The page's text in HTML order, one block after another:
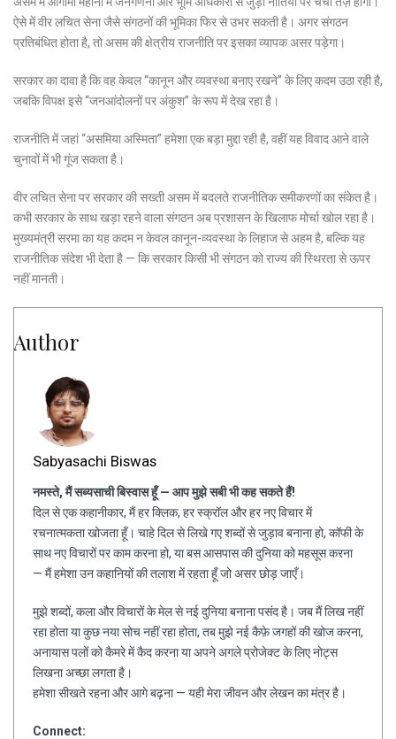
ऐसे में वीर लचित सेना जैसे संगठनों की भूमिका फिर से उभर सकती है। अगर संगठन
प्रतिबंधित होता है, तो असम की क्षेत्रीय राजनीति पर इसका व्यापक असर पड़ेगा।
सरकार का दावा है कि वह केवल “कानून और व्यवस्था बनाए रखने” के लिए कदम उठा रही है,
जबकि विपक्ष इसे “जनआंदोलनों पर अंकुश” के रूप में देख रहा है।
राजनीति में जहां “असमिया अस्मिता” हमेशा एक बड़ा मुद्दा रही है, वहीं यह विवाद आने वाले
चुनावों में भी गूंज सकता है।
वीर लचित सेना पर सरकार की सख्ती असम में बदलते राजनीतिक समीकरणों का संकेत है।
कभी सरकार के साथ खड़ा रहने वाला संगठन अब प्रशासन के खिलाफ मोर्चा खोल रहा है।
मुख्यमंत्री सरमा का यह कदम न केवल कानून-व्यवस्था के लिहाज से अहम है, बल्कि यह
राजनीतिक संदेश भी देता है — कि सरकार किसी भी संगठन को राज्य की स्थिरता से ऊपर
नहीं मानती।
Author
Sabyasachi Biswas
नमस्ते, मैं सब्यसाची बिस्वास हूँ — आप मुझे सबी भी कह सकते हैं!
दिल से एक कहानीकार, मैं हर क्लिक, हर स्क्रॉल और हर नए विचार में
रचनात्मकता खोजता हूँ। चाहे दिल से लिखे गए शब्दों से जुड़ाव बनाना हो, कॉफी के
साथ नए विचारों पर काम करना हो, या बस आसपास की दुनिया को महसूस करना
— मैं हमेशा उन कहानियों की तलाश में रहता हूँ जो असर छोड़ जाएँ।
मुझे शब्दों, कला और विचारों के मेल से नई दुनिया बनाना पसंद है। जब मैं लिख नहीं
रहा होता या कुछ नया सोच नहीं रहा होता, तब मुझे नई कैफ़े जगहों की खोज करना,
अनायास पलों को कैमरे में कैद करना या अपने अगले प्रोजेक्ट के लिए नोट्स
लिखना अच्छा लगता है।
हमेशा सीखते रहना और आगे बढ़ना — यही मेरा जीवन और लेखन का मंत्र है।
Connect: